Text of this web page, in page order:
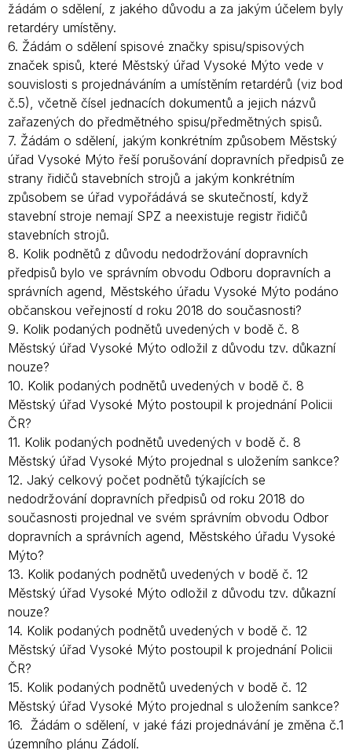
žádám o sdělení, z jakého důvodu a za jakým účelem byly
retardéry umístěny.
6. Žádám o sdělení spisové značky spisu/spisových
značek spisů, které Městský úřad Vysoké Mýto vede v
souvislosti s projednáváním a umístěním retardérů (viz bod
č.5), včetně čísel jednacích dokumentů a jejich názvů
zařazených do předmětného spisu/předmětných spisů.
7. Žádám o sdělení, jakým konkrétním způsobem Městský
úřad Vysoké Mýto řeší porušování dopravních předpisů ze
strany řidičů stavebních strojů a jakým konkrétním
způsobem se úřad vypořádává se skutečností, když
stavební stroje nemají SPZ a neexistuje registr řidičů
stavebních strojů.
8. Kolik podnětů z důvodu nedodržování dopravních
předpisů bylo ve správním obvodu Odboru dopravních a
správních agend, Městského úřadu Vysoké Mýto podáno
občanskou veřejností d roku 2018 do současnosti?
9. Kolik podaných podnětů uvedených v bodě č. 8
Městský úřad Vysoké Mýto odložil z důvodu tzv. důkazní
nouze?
10. Kolik podaných podnětů uvedených v bodě č. 8
Městský úřad Vysoké Mýto postoupil k projednání Policii
ČR?
11. Kolik podaných podnětů uvedených v bodě č. 8
Městský úřad Vysoké Mýto projednal s uložením sankce?
12. Jaký celkový počet podnětů týkajících se
nedodržování dopravních předpisů od roku 2018 do
současnosti projednal ve svém správním obvodu Odbor
dopravních a správních agend, Městského úřadu Vysoké
Mýto?
13. Kolik podaných podnětů uvedených v bodě č. 12
Městský úřad Vysoké Mýto odložil z důvodu tzv. důkazní
nouze?
14. Kolik podaných podnětů uvedených v bodě č. 12
Městský úřad Vysoké Mýto postoupil k projednání Policii
ČR?
15. Kolik podaných podnětů uvedených v bodě č. 12
Městský úřad Vysoké Mýto projednal s uložením sankce?
16. Žádám o sdělení, v jaké fázi projednávání je změna č.1
územního plánu Zádolí.